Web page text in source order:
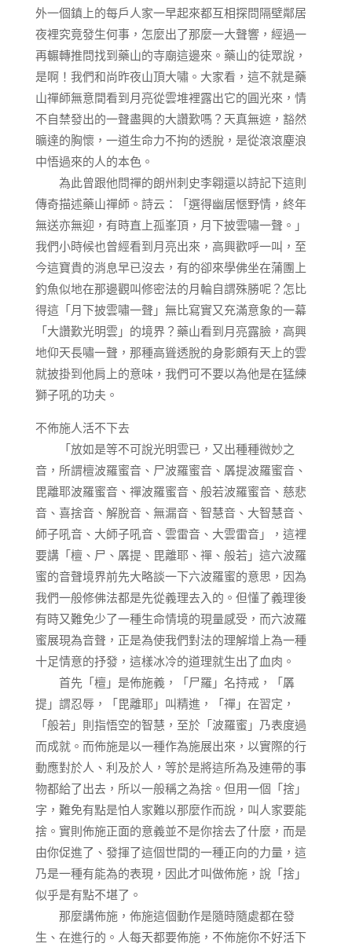
外一個鎮上的每戶人家一早起來都互相探問隔壁鄰居
夜裡究竟發生何事，怎麼出了那麼一大聲響，經過一
再輾轉推問找到藥山的寺廟這邊來。藥山的徒眾說，
是啊！我們和尚昨夜山頂大嘯。大家看，這不就是藥
山禪師無意間看到月亮從雲堆裡露出它的圓光來，情
不自禁發出的一聲盡興的大讚歎嗎？天真無遮，豁然
曠達的胸懷，一道生命力不拘的透脫，是從滾滾塵浪
中悟過來的人的本色。
為此曾跟他問禪的朗州刺史李翱還以詩記下這則
傳奇描述藥山禪師。詩云：「選得幽居愜野情，終年
無送亦無迎，有時直上孤峯頂，月下披雲嘯一聲。」
我們小時候也曾經看到月亮出來，高興歡呼一叫，至
今這寶貴的消息早已沒去，有的卻來學佛坐在蒲團上
釣魚似地在那邊觀叫修密法的月輪自謂殊勝呢？怎比
得這「月下披雲嘯一聲」無比寫實又充滿意象的一幕
「大讚歎光明雲」的境界？藥山看到月亮露臉，高興
地仰天長嘯一聲，那種高聳透脫的身影頗有天上的雲
就披掛到他肩上的意味，我們可不要以為他是在猛練
獅子吼的功夫。
不佈施人活不下去
「放如是等不可說光明雲已，又出種種微妙之
音，所謂檀波羅蜜音、尸波羅蜜音、羼提波羅蜜音、
毘離耶波羅蜜音、禪波羅蜜音、般若波羅蜜音、慈悲
音、喜捨音、解脫音、無漏音、智慧音、大智慧音、
師子吼音、大師子吼音、雲雷音、大雲雷音」，這裡
要講「檀、尸、羼提、毘離耶、禪、般若」這六波羅
蜜的音聲境界前先大略談一下六波羅蜜的意思，因為
我們一般修佛法都是先從義理去入的。但懂了義理後
有時又難免少了一種生命情境的現量感受，而六波羅
蜜展現為音聲，正是為使我們對法的理解增上為一種
十足情意的抒發，這樣冰冷的道理就生出了血肉。
首先「檀」是佈施義，「尸羅」名持戒，「羼
提」謂忍辱，「毘離耶」叫精進，「禪」在習定，
「般若」則指悟空的智慧，至於「波羅蜜」乃表度過
而成就。而佈施是以一種作為施展出來，以實際的行
動應對於人、利及於人，等於是將這所為及連帶的事
物都給了出去，所以一般稱之為捨。但用一個「捨」
字，難免有點是怕人家難以那麼作而說，叫人家要能
捨。實則佈施正面的意義並不是你捨去了什麼，而是
由你促進了、發揮了這個世間的一種正向的力量，這
乃是一種有能為的表現，因此才叫做佈施，說「捨」
似乎是有點不堪了。
那麼講佈施，佈施這個動作是隨時隨處都在發
生、在進行的。人每天都要佈施，不佈施你不好活下